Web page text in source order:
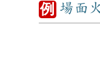
例 場面